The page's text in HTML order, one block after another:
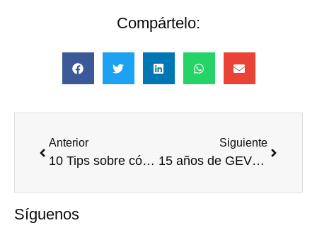
Compártelo:
Anterior
10 Tips sobre cómo actuar ante emergencias climáticas
Siguiente
15 años de GEVE: un legado de aprendizajes e inspiraciones sobre el voluntariado empresarial
Síguenos